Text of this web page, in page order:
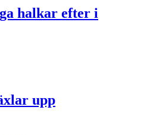
halkar efter i
upp